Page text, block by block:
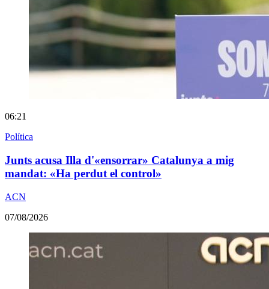
06:21
Política
Junts acusa Illa d'«ensorrar» Catalunya a mig
mandat: «Ha perdut el control»
ACN
07/08/2026